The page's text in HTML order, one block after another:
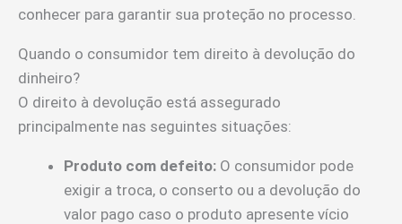
conhecer para garantir sua proteção no processo.
Quando o consumidor tem direito à devolução do
dinheiro?
O direito à devolução está assegurado
principalmente nas seguintes situações:
Produto com defeito: O consumidor pode
exigir a troca, o conserto ou a devolução do
valor pago caso o produto apresente vício